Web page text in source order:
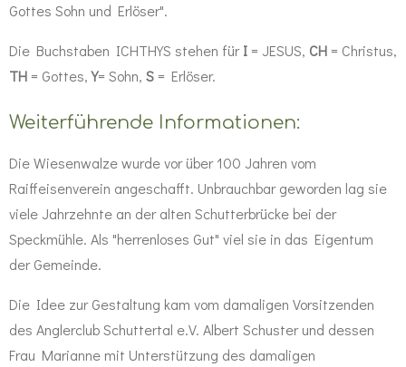
Gottes Sohn und Erlöser".
Die Buchstaben ICHTHYS stehen fürI= JESUS, CH= Christus,
TH= Gottes,Y= Sohn, S= Erlöser.
Weiterführende Informationen:
Die Wiesenwalze wurde vor über 100 Jahren vom
Raiffeisenverein angeschafft. Unbrauchbar geworden lag sie
viele Jahrzehnte an der alten Schutterbrücke bei der
Speckmühle. Als "herrenloses Gut" viel sie in das Eigentum
der Gemeinde.
Die Idee zur Gestaltung kam vom damaligen Vorsitzenden
des Anglerclub Schuttertal e.V. Albert Schuster und dessen
Frau Marianne mit Unterstützung des damaligen